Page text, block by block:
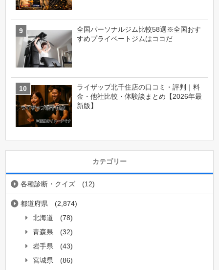
全国パーソナルジム比較58選※全国おす
すめプライベートジムはココだ
ライザップ北千住店の口コミ・評判｜料
金・他社比較・体験談まとめ【2026年最
新版】
カテゴリー
各種診断・クイズ (12)
都道府県
(2,874)
北海道
(78)
青森県
(32)
岩手県
(43)
宮城県
(86)